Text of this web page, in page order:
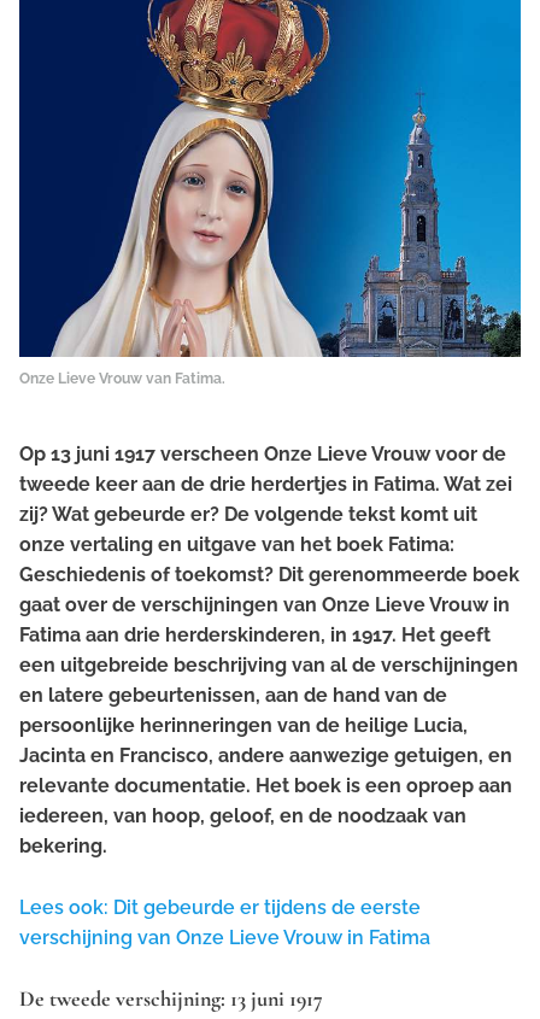
Onze Lieve Vrouw van Fatima.
Op 13 juni 1917 verscheen Onze Lieve Vrouw voor de
tweede keer aan de drie herdertjes in Fatima. Wat zei
zij? Wat gebeurde er? De volgende tekst komt uit
onze vertaling en uitgave van het boek Fatima:
Geschiedenis of toekomst? Dit gerenommeerde boek
gaat over de verschijningen van Onze Lieve Vrouw in
Fatima aan drie herderskinderen, in 1917. Het geeft
een uitgebreide beschrijving van al de verschijningen
en latere gebeurtenissen, aan de hand van de
persoonlijke herinneringen van de heilige Lucia,
Jacinta en Francisco, andere aanwezige getuigen, en
relevante documentatie. Het boek is een oproep aan
iedereen, van hoop, geloof, en de noodzaak van
bekering.
Lees ook: Dit gebeurde er tijdens de eerste
verschijning van Onze Lieve Vrouw in Fatima
De tweede verschijning: 13 juni 1917